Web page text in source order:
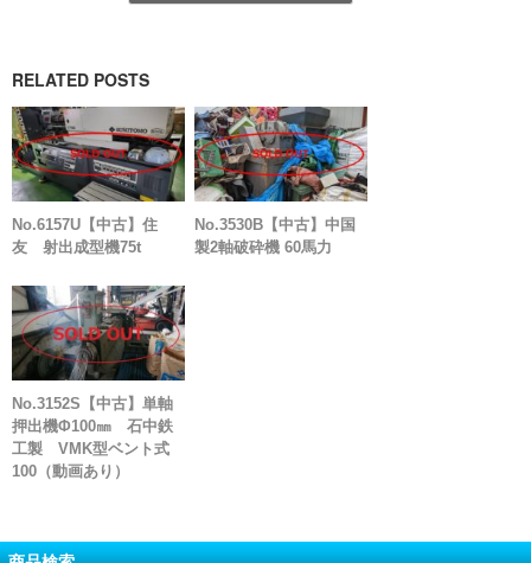
RELATED POSTS
No.6157U【中古】住
友 射出成型機75t
No.3530B【中古】中国
製2軸破砕機 60馬力
No.3152S【中古】単軸
押出機Φ100㎜ 石中鉄
工製 VMK型ベント式
100（動画あり）